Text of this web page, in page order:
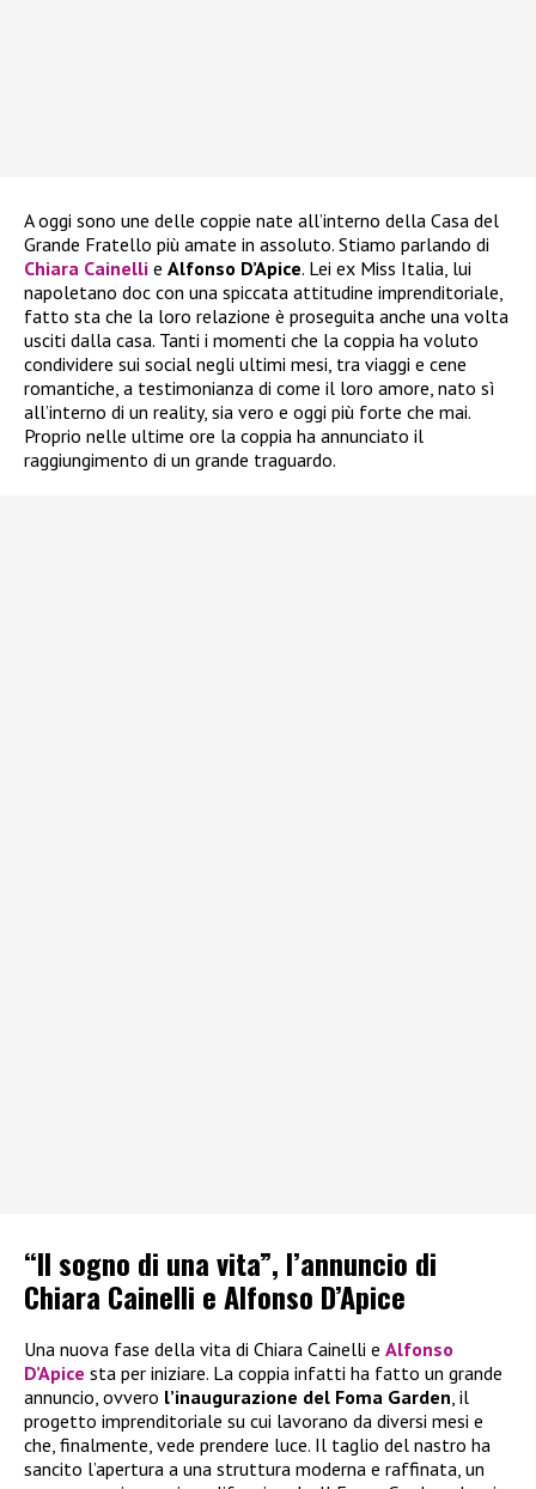
A oggi sono une delle coppie nate all’interno della Casa del
Grande Fratello più amate in assoluto. Stiamo parlando di
Chiara Cainelli e Alfonso D’Apice. Lei ex Miss Italia, lui
napoletano doc con una spiccata attitudine imprenditoriale,
fatto sta che la loro relazione è proseguita anche una volta
usciti dalla casa. Tanti i momenti che la coppia ha voluto
condividere sui social negli ultimi mesi, tra viaggi e cene
romantiche, a testimonianza di come il loro amore, nato sì
all’interno di un reality, sia vero e oggi più forte che mai.
Proprio nelle ultime ore la coppia ha annunciato il
raggiungimento di un grande traguardo.
“Il sogno di una vita”, l’annuncio di
Chiara Cainelli e Alfonso D’Apice
Una nuova fase della vita di Chiara Cainelli e Alfonso
D’Apice sta per iniziare. La coppia infatti ha fatto un grande
annuncio, ovvero l’inaugurazione del Foma Garden , il
progetto imprenditoriale su cui lavorano da diversi mesi e
che, finalmente, vede prendere luce. Il taglio del nastro ha
sancito l’apertura a una struttura moderna e raffinata, un